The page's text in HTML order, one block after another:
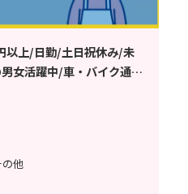
以上/日勤/土日祝休み/未
女活躍中/車・バイク通勤
他